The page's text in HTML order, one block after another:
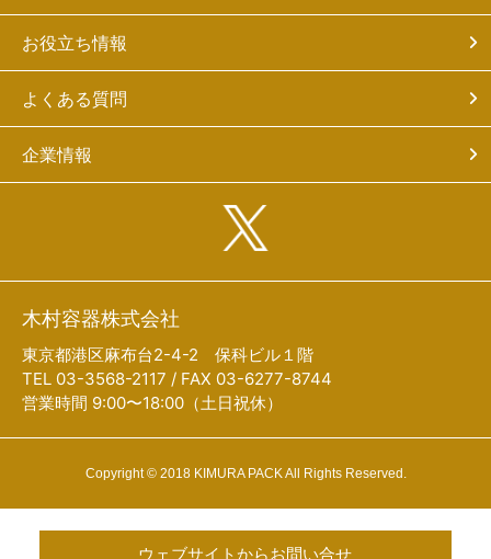
お役立ち情報
よくある質問
企業情報
木村容器株式会社
東京都港区麻布台2-4-2 保科ビル１階
TEL 03-3568-2117 / FAX 03-6277-8744
営業時間 9:00〜18:00（土日祝休）
Copyright © 2018 KIMURA PACK All Rights Reserved.
ウェブサイトからお問い合せ